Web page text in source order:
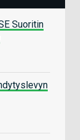
Suoritin